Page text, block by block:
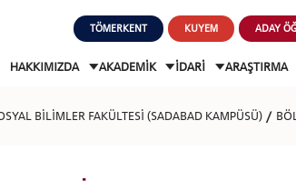
TÖMERKENT KUYEM ADAY
HAKKIMIZDA AKADEMİK İDARİ ARAŞTIRMA
BİLİMLER FAKÜLTESİ (SADABAD KAMPÜSÜ)